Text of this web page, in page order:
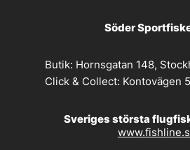
Söder
Butik: Hornsgatan 148,
Click & Collect: Kontovägen
Sveriges största